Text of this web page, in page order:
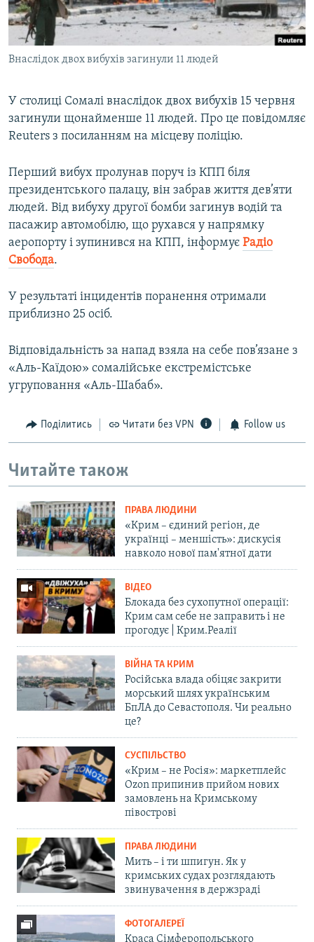
ВІДЕОУРОКИ «ELIFBE»
СВІДЧЕННЯ ОКУПАЦІЇ
УКРАЇНСЬКА ПРОБЛЕМА КРИМУ
Русский
Qırımtatar
Внаслідок двох вибухів загинули 11 людей
У столиці Сомалі внаслідок двох вибухів 15 червня
загинули щонайменше 11 людей. Про це повідомляє
Reuters з посиланням на місцеву поліцію.
Перший вибух пролунав поруч із КПП біля
президентського палацу, він забрав життя дев’яти
людей. Від вибуху другої бомби загинув водій та
пасажир автомобілю, що рухався у напрямку
аеропорту і зупинився на КПП, інформує Радіо
Свобода.
У результаті інцидентів поранення отримали
приблизно 25 осіб.
Відповідальність за напад взяла на себе пов’язане з
«Аль-Каїдою» сомалійське екстремістське
угруповання «Аль-Шабаб».
Поділитись Читати без VPN Follow us
Читайте також
ПРАВА ЛЮДИНИ
«Крим – єдиний регіон, де
українці – меншість»: дискусія
навколо нової пам'ятної дати
ВІДЕО
Блокада без сухопутної операції:
Крим сам себе не заправить і не
прогодує | Крим.Реалії
ВІЙНА ТА КРИМ
Російська влада обіцяє закрити
морський шлях українським
БпЛА до Севастополя. Чи реально
це?
СУСПІЛЬСТВО
«Крим – не Росія»: маркетплейс
Ozon припинив прийом нових
замовлень на Кримському
півострові
ПРАВА ЛЮДИНИ
Мить – і ти шпигун. Як у
кримських судах розглядають
звинувачення в держзраді
ФОТОГАЛЕРЕЇ
Краса Сімферопольського